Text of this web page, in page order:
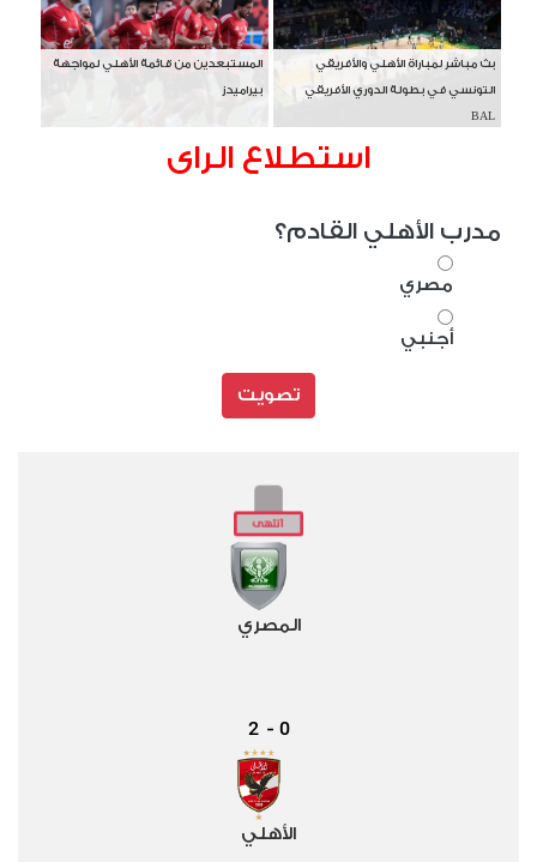
بث مباشر لمباراة الأهلي والأفريقي
التونسي في بطولة الدوري الأفريقي
BAL
المستبعدين من قائمة الأهلي لمواجهة
بيراميدز
استطلاع الراى
مدرب الأهلي القادم؟
مصري
أجنبي
تصويت
المصري
0
-
2
الأهلي